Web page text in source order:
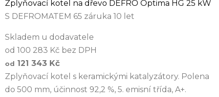
Zplyňovací kotel na dřevo DEFRO Optima HG 25 kW
S DEFROMATEM 65 záruka 10 let
Skladem u dodavatele
od 100 283 Kč bez DPH
od 121 343 Kč
Zplyňovací kotel s keramickými katalyzátory. Polena
do 500 mm, účinnost 92,2 %, 5. emisní třída, A+.